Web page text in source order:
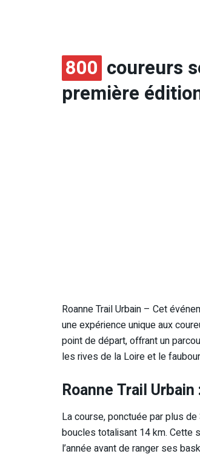
800 coureurs
première
Roanne Trail Urbain – Cet
une expérience unique aux
point de départ, offrant un
les rives de la Loire et le
Roanne Trail
La course, ponctuée par plus
boucles totalisant 14 km. Cette
l’année avant de ranger ses